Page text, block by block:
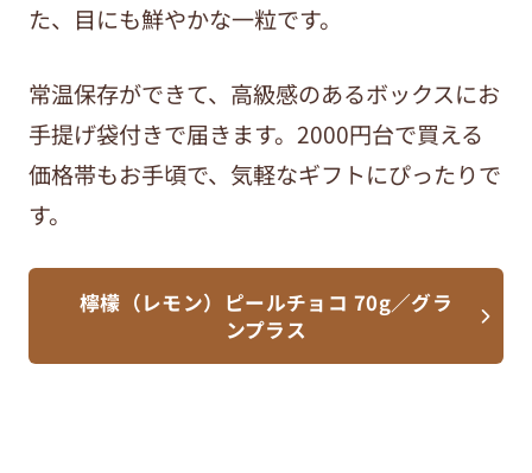
た、目にも鮮やかな一粒です。
常温保存ができて、高級感のあるボックスにお
手提げ袋付きで届きます。2000円台で買える
価格帯もお手頃で、気軽なギフトにぴったりで
す。
檸檬（レモン）ピールチョコ 70g／グラ
ンプラス